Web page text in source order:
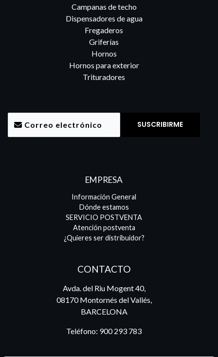
Campanas de techo
Dispensadores de agua
Fregaderos
Griferías
Hornos
Hornos para exterior
Trituradores
EMPRESA
Información General
Dónde estamos
SERVICIO POSTVENTA
Atención postventa
¿Quieres ser distribuidor?
CONTACTO
Avda. del Riu Mogent 40,
08170 Montornés del Vallés,
BARCELONA
Teléfono: 900 293 783